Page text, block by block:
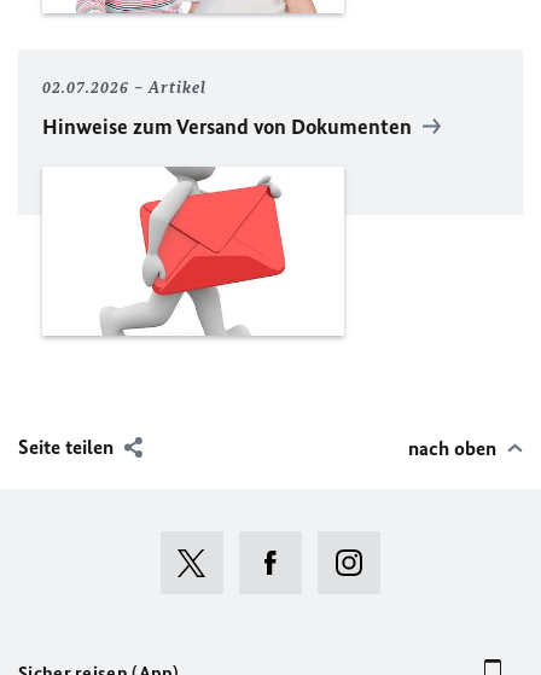
02.07.2026 Artikel
Hinweise zum Versand von Dokumenten
Seite teilen nach oben